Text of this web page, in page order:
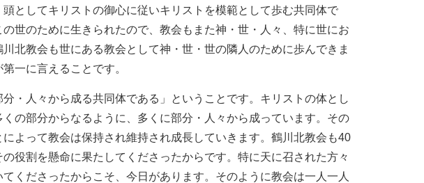
としてキリストの御心に従いキリストを模範として歩む共同体で
世のために生きられたので、教会もまた神・世・人々、特に世にお
北教会も世にある教会として神・世・世の隣人のために歩んできま
一に言えることです。
・人々から成る共同体である」ということです。キリストの体とし
の部分からなるように、多くに部分・人々から成っています。その
よって教会は保持され維持され成長していきます。鶴川北教会も40
役割を懸命に果たしてくださったからです。特に天に召された方々
くださったからこそ、今日があります。そのように教会は一人一人